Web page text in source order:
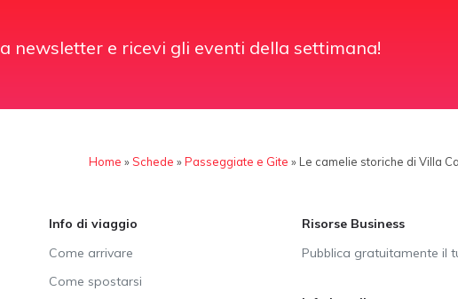
newsletter e ricevi gli eventi della settimana!
Home »Schede »Passeggiate e Gite » Le camelie storiche di Villa
Info di viaggio
Come arrivare
Come spostarsi
Risorse Business
Pubblica gratuitamente il